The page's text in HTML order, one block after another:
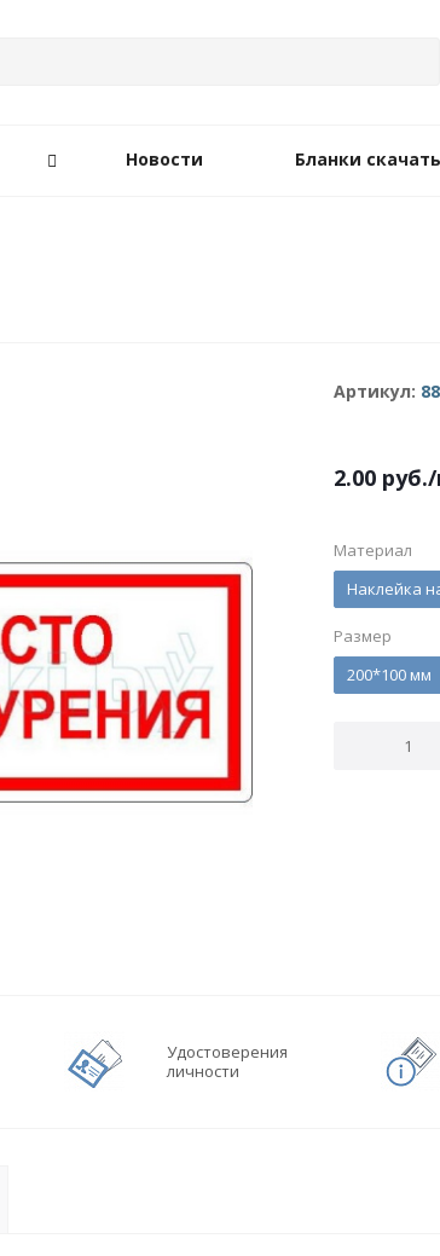
Новости Бланки скачать
Артикул:
2.00 руб.
Материал
Наклейка
Размер
200*100 мм
Удостоверения
личности